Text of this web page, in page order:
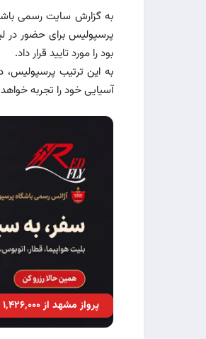
به گزارش سایت رسمی
پرسپولیس برای حضور در
بود را مورد تایید قرار داد.
به این ترتیب
آسیایی خود را تجربه
پرواز مشهد از ۱٬۴۲۶٬۰۰۰ تومان